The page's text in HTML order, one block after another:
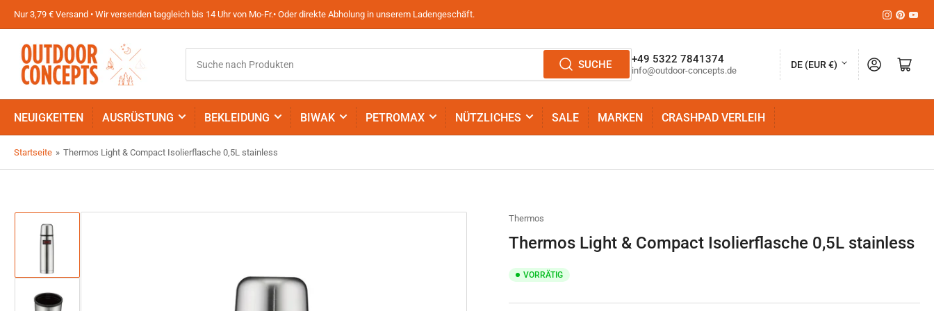
Nur 3,79 € Versand • Wir versenden taggleich bis 14 Uhr von Mo-Fr.• Oder direkte Abholung in unserem Ladengeschäft. Instagram
Pinterest
nach
Produkten
SUCHE +49 5322 7841374
info@outdoor-concepts.de
L
n
R
o
DE (EUR €) AnmeldenMini-Warenkorb öffnen
NEUIGKEITEN AUSRÜSTUNG BEKLEIDUNG BIWAK PETROMAX NÜTZLICHES SALE MARKEN CRASHPAD VERLEIH
Startseite » Thermos Light & Compact Isolierflasche 0,5L stainless
Galerieansicht
1
laden
Thermos
Thermos Light & Compact Isolierflasche 0,5L stainless
VORRÄTIG